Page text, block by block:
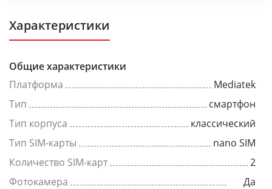
Характеристики
Общие характеристики
Платформа
Mediatek
Тип
смартфон
Тип корпуса
классический
Тип SIM-карты
nano SIM
Количество SIM-карт
2
Фотокамера
Да